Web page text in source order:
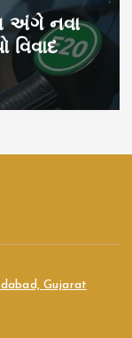
અંગે નવા
વિવાદ
Gujarat